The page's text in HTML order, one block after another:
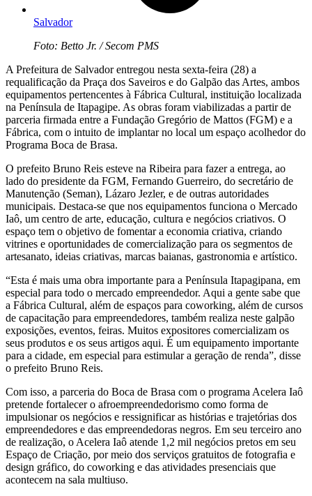
Salvador
Foto: Betto Jr. / Secom PMS
A Prefeitura de Salvador entregou nesta sexta-feira (28) a
requalificação da Praça dos Saveiros e do Galpão das Artes, ambos
equipamentos pertencentes à Fábrica Cultural, instituição localizada
na Península de Itapagipe. As obras foram viabilizadas a partir de
parceria firmada entre a Fundação Gregório de Mattos (FGM) e a
Fábrica, com o intuito de implantar no local um espaço acolhedor do
Programa Boca de Brasa.
O prefeito Bruno Reis esteve na Ribeira para fazer a entrega, ao
lado do presidente da FGM, Fernando Guerreiro, do secretário de
Manutenção (Seman), Lázaro Jezler, e de outras autoridades
municipais. Destaca-se que nos equipamentos funciona o Mercado
Iaô, um centro de arte, educação, cultura e negócios criativos. O
espaço tem o objetivo de fomentar a economia criativa, criando
vitrines e oportunidades de comercialização para os segmentos de
artesanato, ideias criativas, marcas baianas, gastronomia e artístico.
“Esta é mais uma obra importante para a Península Itapagipana, em
especial para todo o mercado empreendedor. Aqui a gente sabe que
a Fábrica Cultural, além de espaços para coworking, além de cursos
de capacitação para empreendedores, também realiza neste galpão
exposições, eventos, feiras. Muitos expositores comercializam os
seus produtos e os seus artigos aqui. É um equipamento importante
para a cidade, em especial para estimular a geração de renda”, disse
o prefeito Bruno Reis.
Com isso, a parceria do Boca de Brasa com o programa Acelera Iaô
pretende fortalecer o afroempreendedorismo como forma de
impulsionar os negócios e ressignificar as histórias e trajetórias dos
empreendedores e das empreendedoras negros. Em seu terceiro ano
de realização, o Acelera Iaô atende 1,2 mil negócios pretos em seu
Espaço de Criação, por meio dos serviços gratuitos de fotografia e
design gráfico, do coworking e das atividades presenciais que
acontecem na sala multiuso.